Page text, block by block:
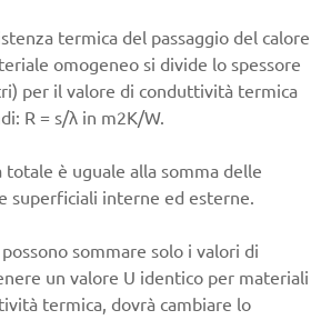
termica del passaggio del calore
omogeneo si divide lo spessore
per il valore di conduttività termica
R = s/λ in m2K/W.
totale è uguale alla somma delle
superficiali interne ed esterne.
sommare solo i valori di
un valore U identico per materiali
termica, dovrà cambiare lo